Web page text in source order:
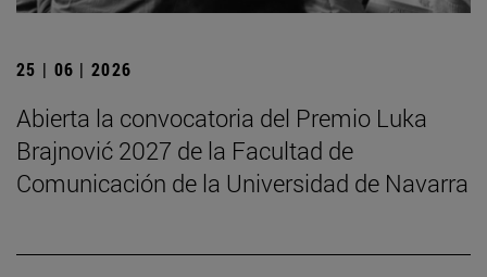
25 | 06 | 2026
Abierta la convocatoria del Premio Luka
Brajnović 2027 de la Facultad de
Comunicación de la Universidad de Navarra